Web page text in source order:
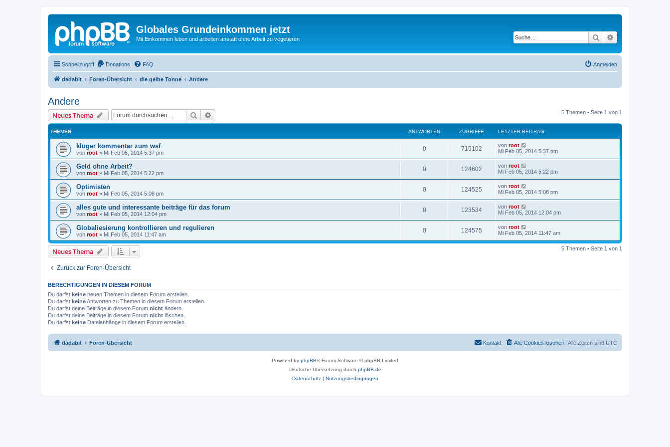
Globales Grundeinkommen jetzt
Mit Einkommen leben und arbeiten anstatt ohne Arbeit zu vegetieren Suche
Schnellzugriff Donations FAQ Anmelden
dadabit Foren-Übersicht die gelbe Tonne Andere
Andere
Neues Thema Suche 5 Themen • Seite 1 von 1
THEMEN ANTWORTEN ZUGRIFFE LETZTER BEITRAG
kluger kommentar zum wsf
von root » Mi Feb 05, 2014 5:37 pm
0 715102 von root
Mi Feb 05, 2014 5:37 pm
Geld ohne Arbeit?
von root » Mi Feb 05, 2014 5:22 pm
0 124602 von root
Mi Feb 05, 2014 5:22 pm
Optimisten
von root » Mi Feb 05, 2014 5:08 pm
0 124525 von root
Mi Feb 05, 2014 5:08 pm
alles gute und interessante beiträge für das forum
von root » Mi Feb 05, 2014 12:04 pm
0 123534 von root
Mi Feb 05, 2014 12:04 pm
Globaliesierung kontrollieren und regulieren
von root » Mi Feb 05, 2014 11:47 am
0 124575 von root
Mi Feb 05, 2014 11:47 am
Neues Thema 5 Themen • Seite 1 von 1
Zurück zur Foren-Übersicht
BERECHTIGUNGEN IN DIESEM FORUM
Du darfst keine neuen Themen in diesem Forum erstellen.
Du darfst keineAntworten zu Themen in diesem Forum erstellen.
Du darfst deine Beiträge in diesem Forum nicht ändern.
Du darfst deine Beiträge in diesem Forum nicht löschen.
Du darfst keine Dateianhänge in diesem Forum erstellen.
dadabit Foren-Übersicht Alle Zeiten sind UTC
Alle Cookies löschen
Kontakt
Powered by phpBB® Forum Software © phpBB Limited
Deutsche Übersetzung durch phpBB.de
Datenschutz| Nutzungsbedingungen